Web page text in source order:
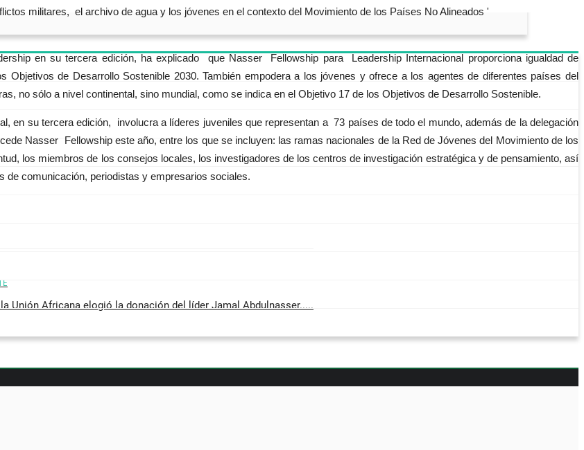
militares, el archivo de agua y los jóvenes en el contexto del Movimiento de los Países No Alineados '
en su tercera edición, ha explicado que Nasser Fellowship para Leadership Internacional proporciona igualdad de
de Desarrollo Sostenible 2030. También empodera a los jóvenes y ofrece a los agentes de diferentes países del
no sólo a nivel continental, sino mundial, como se indica en el Objetivo 17 de los Objetivos de Desarrollo Sostenible.
en su tercera edición, involucra a líderes juveniles que representan a 73 países de todo el mundo, además de la delegación
Nasser Fellowship este año, entre los que se incluyen: las ramas nacionales de la Red de Jóvenes del Movimiento de los
los miembros de los consejos locales, los investigadores de los centros de investigación estratégica y de pensamiento, así
de comunicación, periodistas y empresarios sociales.
Unión Africana elogió la donación del líder Jamal Abdulnasser.....